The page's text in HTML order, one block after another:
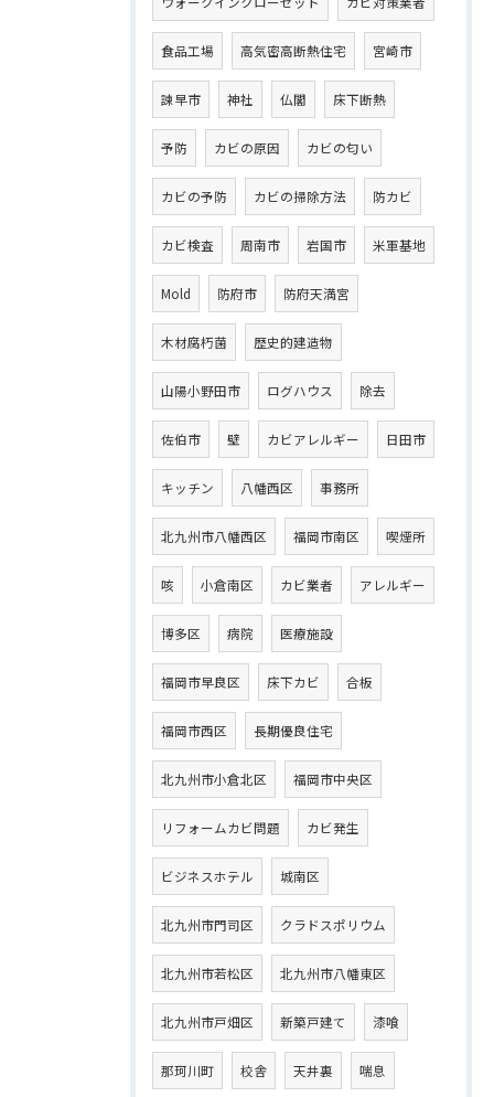
食品工場 高気密高断熱住宅 宮崎市
諫早市 神社 仏閣 床下断熱
予防 カビの原因 カビの匂い
カビの予防 カビの掃除方法 防カビ
カビ検査 周南市 岩国市 米軍基地
Mold 防府市 防府天満宮
木材腐朽菌 歴史的建造物
山陽小野田市 ログハウス 除去
佐伯市 壁 カビアレルギー 日田市
キッチン 八幡西区 事務所
北九州市八幡西区 福岡市南区 喫煙所
咳 小倉南区 カビ業者 アレルギー
博多区 病院 医療施設
福岡市早良区 床下カビ 合板
福岡市西区 長期優良住宅
北九州市小倉北区 福岡市中央区
リフォームカビ問題 カビ発生
ビジネスホテル 城南区
北九州市門司区 クラドスポリウム
北九州市若松区 北九州市八幡東区
北九州市戸畑区 新築戸建て 漆喰
那珂川町 校舎 天井裏 喘息